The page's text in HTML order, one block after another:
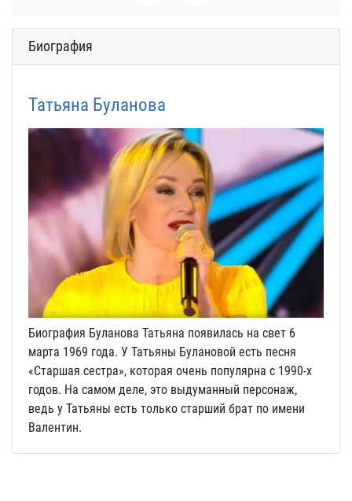
Биография
Татьяна Буланова
Биография Буланова Татьяна появилась на свет 6
марта 1969 года. У Татьяны Булановой есть песня
«Старшая сестра», которая очень популярна с 1990-х
годов. На самом деле, это выдуманный персонаж,
ведь у Татьяны есть только старший брат по имени
Валентин.